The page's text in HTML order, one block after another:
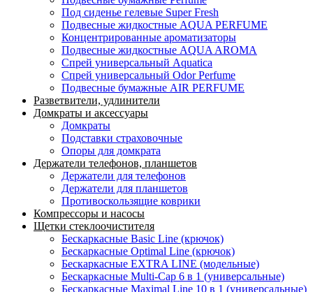
Под сиденье гелевые Super Fresh
Подвесные жидкостные AQUA PERFUME
Концентрированные ароматизаторы
Подвесные жидкостные AQUA AROMA
Спрей универсальный Aquatica
Спрей универсальный Odor Perfume
Подвесные бумажные AIR PERFUME
Разветвители, удлинители
Домкраты и аксессуары
Домкраты
Подставки страховочные
Опоры для домкрата
Держатели телефонов, планшетов
Держатели для телефонов
Держатели для планшетов
Противоскользящие коврики
Компрессоры и насосы
Щетки стеклоочистителя
Бескаркасные Basic Line (крючок)
Бескаркасные Optimal Line (крючок)
Бескаркасные EXTRA LINE (модельные)
Бескаркасные Multi-Cap 6 в 1 (универсальные)
Бескаркасные Maximal Line 10 в 1 (универсальные)